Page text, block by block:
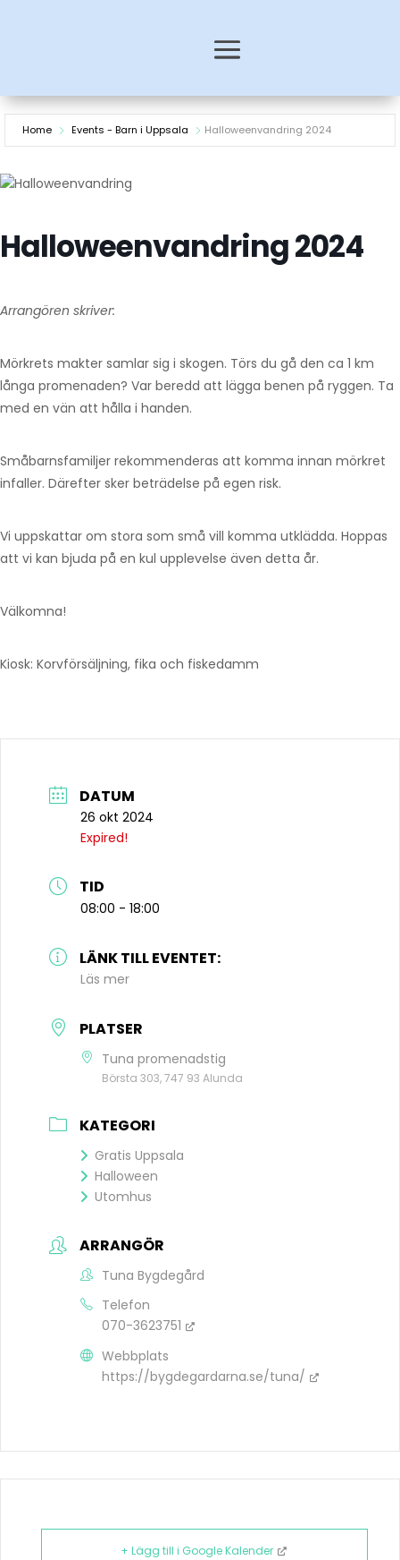
Home Events - Barn i Uppsala Halloweenvandring 2024
Halloweenvandring 2024
Arrangören skriver:
Mörkrets makter samlar sig i skogen. Törs du gå den ca 1 km
långa promenaden? Var beredd att lägga benen på ryggen. Ta
med en vän att hålla i handen.
Småbarnsfamiljer rekommenderas att komma innan mörkret
infaller. Därefter sker beträdelse på egen risk.
Vi uppskattar om stora som små vill komma utklädda. Hoppas
att vi kan bjuda på en kul upplevelse även detta år.
Välkomna!
Kiosk: Korvförsäljning, fika och fiskedamm
DATUM
26 okt 2024
Expired!
TID
08:00 - 18:00
LÄNK TILL EVENTET:
Läs mer
PLATSER
Tuna promenadstig
Börsta 303, 747 93 Alunda
KATEGORI
Gratis Uppsala
Halloween
Utomhus
ARRANGÖR
Tuna Bygdegård
Telefon
070-3623751
Webbplats
https://bygdegardarna.se/tuna/
+ Lägg till i Google Kalender